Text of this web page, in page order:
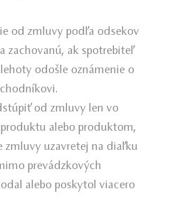
od zmluvy podľa odsekov
zachovanú, ak spotrebiteľ
odošle oznámenie o
od zmluvy len vo
alebo produktom,
zmluvy uzavretej na diaľku
prevádzkových
alebo poskytol viacero